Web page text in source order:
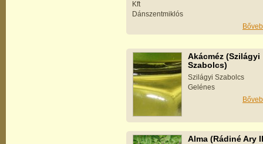
Kft
Dánszentmiklós
Akácméz (Szilágyi
Szabolcs)
Szilágyi Szabolcs
Gelénes
Alma (Rádiné Ary